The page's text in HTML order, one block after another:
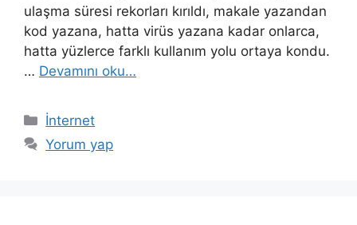
ulaşma süresi rekorları kırıldı, makale yazandan
kod yazana, hatta virüs yazana kadar onlarca,
hatta yüzlerce farklı kullanım yolu ortaya kondu.
… Devamını oku…
Kategoriler
İnternet
Yorum yap